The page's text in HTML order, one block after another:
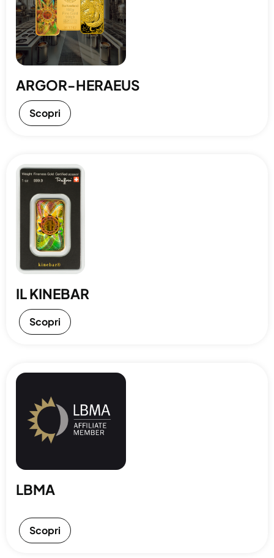
ARGOR-HERAEUS
Scopri
IL KINEBAR
Scopri
LBMA
Scopri